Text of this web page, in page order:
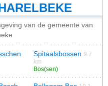
van de gemeente van
Spitaalsbossen 9.7
km
Bos(sen)